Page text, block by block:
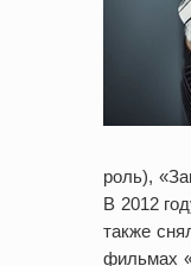
роль),
В 2012
также
фильмах